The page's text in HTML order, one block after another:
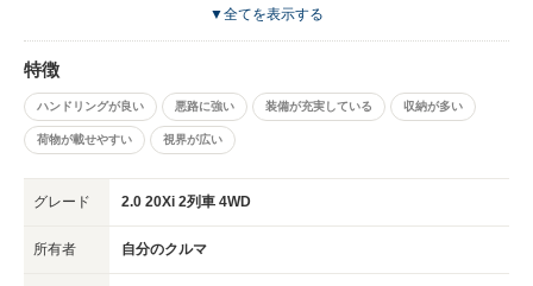
▼全てを表示する
特徴
ハンドリングが良い 悪路に強い 装備が充実している 収納が多い
荷物が載せやすい 視界が広い
グレード 2.0 20Xi 2列車 4WD
所有者 自分のクルマ